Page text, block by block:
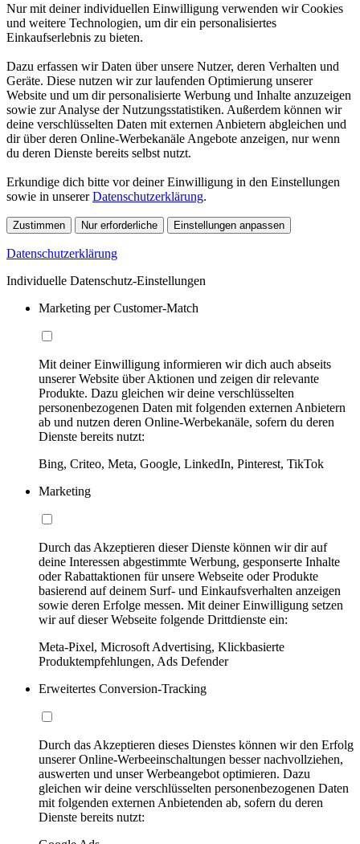
Nur mit deiner individuellen Einwilligung verwenden wir Cookies
und weitere Technologien, um dir ein personalisiertes
Einkaufserlebnis zu bieten.
Dazu erfassen wir Daten über unsere Nutzer, deren Verhalten und
Geräte. Diese nutzen wir zur laufenden Optimierung unserer
Website und um dir personalisierte Werbung und Inhalte anzuzeigen
sowie zur Analyse der Nutzungsstatistiken. Außerdem können wir
deine verschlüsselten Daten mit externen Anbietern abgleichen und
dir über deren Online-Werbekanäle Angebote anzeigen, nur wenn
du deren Dienste bereits selbst nutzt.
Erkundige dich bitte vor deiner Einwilligung in den Einstellungen
sowie in unsererDatenschutzerklärung.
Zustimmen Nur erforderliche Einstellungen anpassen
Datenschutzerklärung
Individuelle Datenschutz-Einstellungen
Marketing per Customer-Match
Mit deiner Einwilligung informieren wir dich auch abseits
unserer Website über Aktionen und zeigen dir relevante
Produkte. Dazu gleichen wir deine verschlüsselten
personenbezogenen Daten mit folgenden externen Anbietern
ab und nutzen deren Online-Werbekanäle, sofern du deren
Dienste bereits nutzt:
Bing, Criteo, Meta, Google, LinkedIn, Pinterest, TikTok
Marketing
Durch das Akzeptieren dieser Dienste können wir dir auf
deine Interessen abgestimmte Werbung, gesponserte Inhalte
oder Rabattaktionen für unsere Webseite oder Produkte
basierend auf deinem Surf- und Einkaufsverhalten anzeigen
sowie deren Erfolge messen. Mit deiner Einwilligung setzen
wir auf dieser Webseite folgende Drittdienste ein:
Meta-Pixel, Microsoft Advertising, Klickbasierte
Produktempfehlungen, Ads Defender
Erweitertes Conversion-Tracking
Durch das Akzeptieren dieses Dienstes können wir den Erfolg
unserer Online-Werbeeinschaltungen besser nachvollziehen,
auswerten und unser Werbeangebot optimieren. Dazu
gleichen wir deine verschlüsselten personenbezogenen Daten
mit folgenden externen Anbietenden ab, sofern du deren
Dienste bereits nutzt: